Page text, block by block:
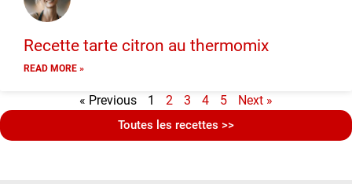
Recette tarte citron au thermomix
READ MORE »
« Previous 1 2 3 4 5 Next »
Toutes les recettes >>